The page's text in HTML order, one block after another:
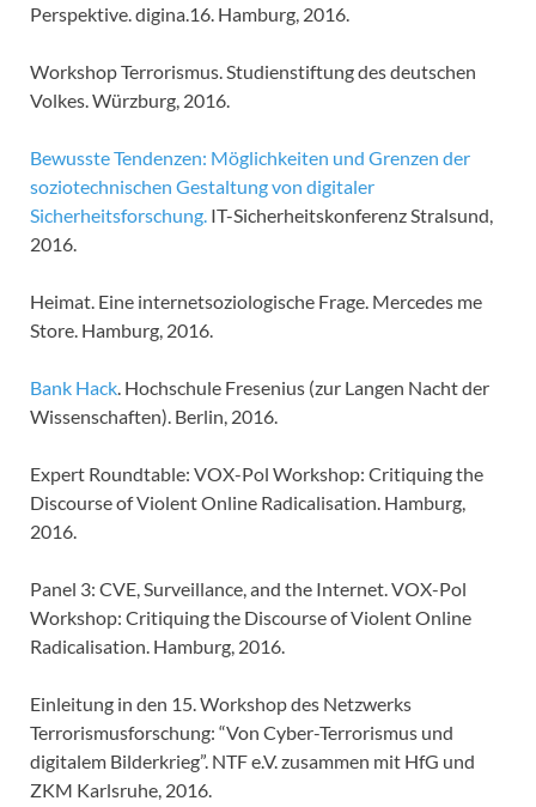
Perspektive. digina.16. Hamburg, 2016.
Workshop Terrorismus. Studienstiftung des deutschen
Volkes. Würzburg, 2016.
Bewusste Tendenzen: Möglichkeiten und Grenzen der
soziotechnischen Gestaltung von digitaler
Sicherheitsforschung. IT-Sicherheitskonferenz Stralsund,
2016.
Heimat. Eine internetsoziologische Frage. Mercedes me
Store. Hamburg, 2016.
Bank Hack. Hochschule Fresenius (zur Langen Nacht der
Wissenschaften). Berlin, 2016.
Expert Roundtable: VOX-Pol Workshop: Critiquing the
Discourse of Violent Online Radicalisation. Hamburg,
2016.
Panel 3: CVE, Surveillance, and the Internet. VOX-Pol
Workshop: Critiquing the Discourse of Violent Online
Radicalisation. Hamburg, 2016.
Einleitung in den 15. Workshop des Netzwerks
Terrorismusforschung: “Von Cyber-Terrorismus und
digitalem Bilderkrieg”. NTF e.V. zusammen mit HfG und
ZKM Karlsruhe, 2016.